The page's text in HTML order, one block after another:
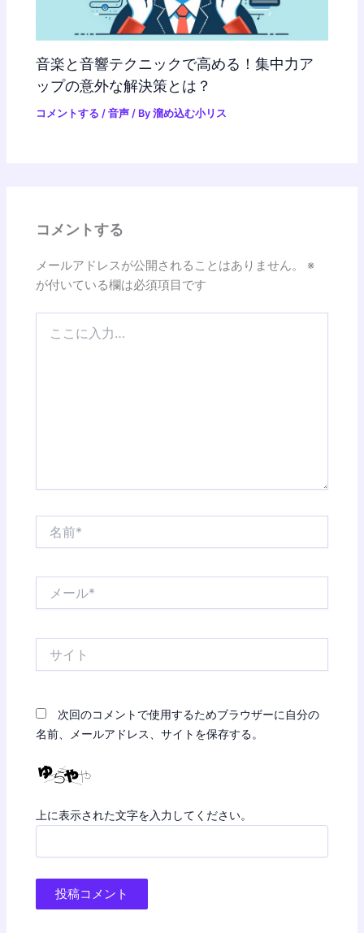
音楽と音響テクニックで高める！集中力ア
ップの意外な解決策とは？
コメントする /音声 / By溜め込む小リス
コメントする
メールアドレスが公開されることはありません。
※
が付いている欄は必須項目です
次回のコメントで使用するためブラウザーに自分の
名前、メールアドレス、サイトを保存する。
上に表示された文字を入力してください。